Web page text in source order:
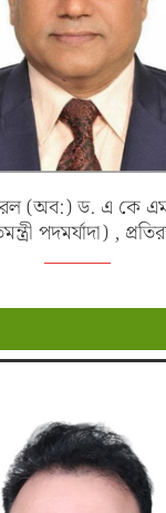
(অব:) ড. এ কে
পদমর্যাদা) ,